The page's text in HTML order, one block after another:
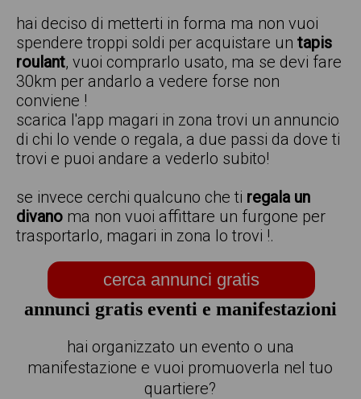
hai deciso di metterti in forma ma non vuoi
spendere troppi soldi per acquistare untapis
roulant, vuoi comprarlo usato, ma se devi fare
30km per andarlo a vedere forse non
conviene !
scarica l'app magari in zona trovi un annuncio
di chi lo vende o regala, a due passi da dove ti
trovi e puoi andare a vederlo subito!
se invece cerchi qualcuno che ti regala un
divano ma non vuoi affittare un furgone per
trasportarlo, magari in zona lo trovi !.
cerca annunci gratis
annunci gratis eventi e manifestazioni
hai organizzato un evento o una
manifestazione e vuoi promuoverla nel tuo
quartiere?